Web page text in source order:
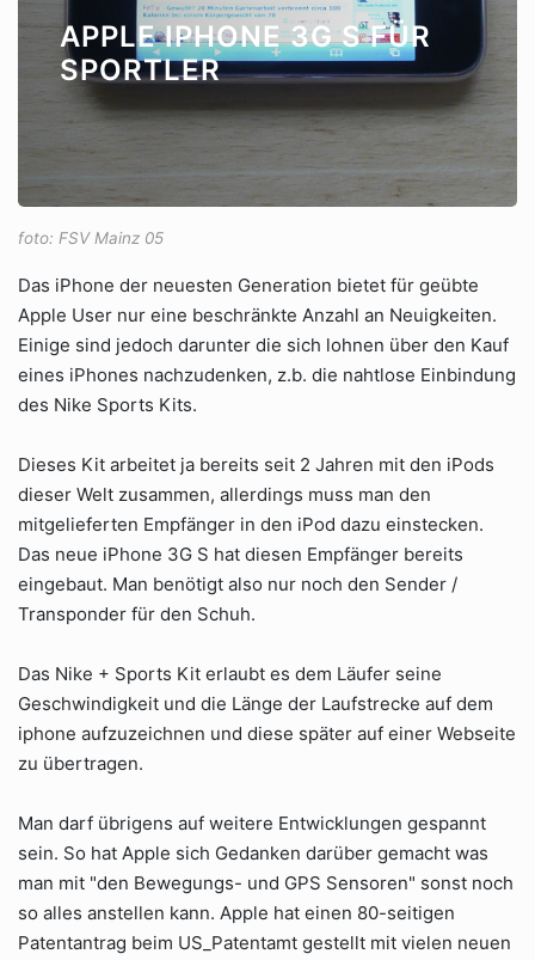
APPLE IPHONE 3G S FÜR
SPORTLER
foto: FSV Mainz 05
Das iPhone der neuesten Generation bietet für geübte
Apple User nur eine beschränkte Anzahl an Neuigkeiten.
Einige sind jedoch darunter die sich lohnen über den Kauf
eines iPhones nachzudenken, z.b. die nahtlose Einbindung
des Nike Sports Kits.
Dieses Kit arbeitet ja bereits seit 2 Jahren mit den iPods
dieser Welt zusammen, allerdings muss man den
mitgelieferten Empfänger in den iPod dazu einstecken.
Das neue iPhone 3G S hat diesen Empfänger bereits
eingebaut. Man benötigt also nur noch den Sender /
Transponder für den Schuh.
Das Nike + Sports Kit erlaubt es dem Läufer seine
Geschwindigkeit und die Länge der Laufstrecke auf dem
iphone aufzuzeichnen und diese später auf einer Webseite
zu übertragen.
Man darf übrigens auf weitere Entwicklungen gespannt
sein. So hat Apple sich Gedanken darüber gemacht was
man mit "den Bewegungs- und GPS Sensoren" sonst noch
so alles anstellen kann. Apple hat einen 80-seitigen
Patentantrag beim US_Patentamt gestellt mit vielen neuen